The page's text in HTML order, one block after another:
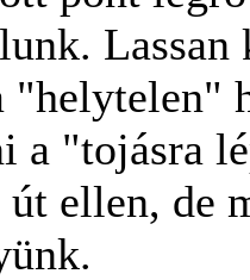
"helytelen"
a "tojásra
ellen, de